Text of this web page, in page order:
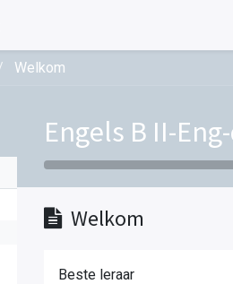
Welkom
Engels B II-
Welkom
Beste leraar